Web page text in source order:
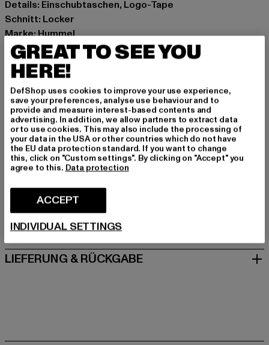
Details: Einschubtaschen, Logo-Tape
Schnitt: Locker
Marke: Hummel
Kat.: Track Pants
Farbe: schwarz
Hersteller Farbe: black
Materialzusammensetzung: 95% Polyester, 5% Elasthan
Art.Nr: HUW126-012-00007
Hersteller: HUMMEL CENOZOIC APS |
info@newlinehalo.com
Balticagade 20 | 8000 Aarhus C | DK
GRÖSSE & PASSFORM
PFLEGEHINWEISE
LIEFERUNG & RÜCKGABE
GREAT TO SEE YOU
HERE!
DefShop uses cookies to improve your use experience,
save your preferences, analyse use behaviour and to
provide and measure interest-based contents and
advertising. In addition, we allow partners to extract data
or to use cookies. This may also include the processing of
your data in the USA or other countries which do not have
the EU data protection standard. If you want to change
this, click on "Custom settings". By clicking on "Accept" you
agree to this. Data protection
ACCEPT
INDIVIDUAL SETTINGS